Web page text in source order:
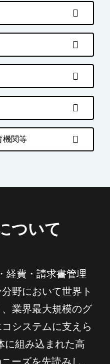
機関等
ついて
経費・請求書管理
野において世界ト
業界最大規模のグ
システムに支えら
に組み込まれた高
ーズを先読みし、